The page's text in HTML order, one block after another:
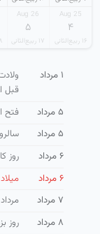
25 Aug
۴
۱۶ ربیع‌الثانی
26 Aug
۵
۱۷ ربیع‌الثانی ۱۸
۱ مرداد
قبل
۵ مرداد
فتح
۵ مرداد
۶ مرداد
روز
۶ مرداد
۷ مرداد
۸ مرداد
روز